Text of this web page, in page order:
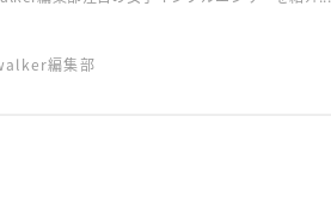
編集部